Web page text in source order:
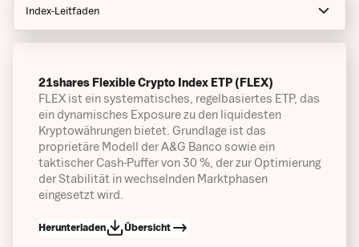
Index-Leitfaden
Bekanntmachungen
Finanzberichte
Verkaufsprospekt
Factsheets
Endgültige Bedingungen
Wesentliche Anlegerinformationen
21shares Flexible Crypto Index ETP (FLEX)
FLEX ist ein systematisches, regelbasiertes ETP, das
ein dynamisches Exposure zu den liquidesten
Kryptowährungen bietet. Grundlage ist das
proprietäre Modell der A&G Banco sowie ein
taktischer Cash-Puffer von 30 %, der zur Optimierung
der Stabilität in wechselnden Marktphasen
eingesetzt wird.
Herunterladen Übersicht